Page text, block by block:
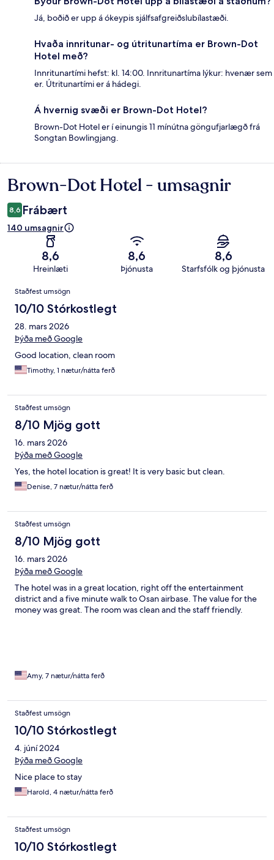
Já, boðið er upp á ókeypis sjálfsafgreiðslubílastæði.
Hvaða innritunar- og útritunartíma er Brown-Dot
Hotel með?
Innritunartími hefst: kl. 14:00. Innritunartíma lýkur: hvenær sem
er. Útritunartími er á hádegi.
Á hvernig svæði er Brown-Dot Hotel?
Brown-Dot Hotel er í einungis 11 mínútna göngufjarlægð frá
Songtan Bowlingjang.
Umsagnir
Brown-Dot Hotel - umsagnir
8,6 Frábært
140 umsagnir
8,6
Hreinlæti
8,6
Þjónusta
8,6
Starfsfólk og þjónusta
Umsagnir
Staðfest umsögn
10/10 Stórkostlegt
28. mars 2026
Þýða með Google
Good location, clean room
Timothy, 1 nætur/nátta ferð
Staðfest umsögn
8/10 Mjög gott
16. mars 2026
Þýða með Google
Yes, the hotel location is great! It is very basic but clean.
Denise, 7 nætur/nátta ferð
Staðfest umsögn
8/10 Mjög gott
16. mars 2026
Þýða með Google
The hotel was in a great location, right off the entertainment
district and a five minute walk to Osan airbase. The value for the
money was great. The room was clean and the staff friendly.
Amy, 7 nætur/nátta ferð
Staðfest umsögn
10/10 Stórkostlegt
4. júní 2024
Þýða með Google
Nice place to stay
Harold, 4 nætur/nátta ferð
Staðfest umsögn
10/10 Stórkostlegt